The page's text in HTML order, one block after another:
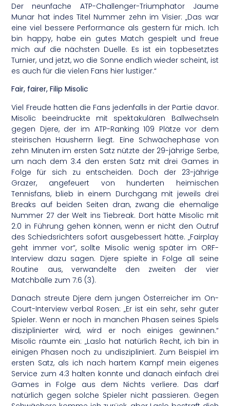
Der neunfache ATP-Challenger-Triumphator Jaume
Munar hat indes Titel Nummer zehn im Visier: „Das war
eine viel bessere Performance als gestern für mich. Ich
bin happy, habe ein gutes Match gespielt und freue
mich auf die nächsten Duelle. Es ist ein topbesetztes
Turnier, und jetzt, wo die Sonne endlich wieder scheint, ist
es auch für die vielen Fans hier lustiger.“
Fair, fairer, Filip Misolic
Viel Freude hatten die Fans jedenfalls in der Partie davor.
Misolic beeindruckte mit spektakulären Ballwechseln
gegen Djere, der im ATP-Ranking 109 Plätze vor dem
steirischen Hausherrn liegt. Eine Schwächephase von
zehn Minuten im ersten Satz nützte der 29-jährige Serbe,
um nach dem 3:4 den ersten Satz mit drei Games in
Folge für sich zu entscheiden. Doch der 23-jährige
Grazer, angefeuert von hunderten heimischen
Tennisfans, blieb in einem Durchgang mit jeweils drei
Breaks auf beiden Seiten dran, zwang die ehemalige
Nummer 27 der Welt ins Tiebreak. Dort hätte Misolic mit
2:0 in Führung gehen können, wenn er nicht den Outruf
des Schiedsrichters sofort ausgebessert hätte. „Fairplay
geht immer vor“, sollte Misolic wenig später im ORF-
Interview dazu sagen. Djere spielte in Folge all seine
Routine aus, verwandelte den zweiten der vier
Matchbälle zum 7:6 (3).
Danach streute Djere dem jungen Österreicher im On-
Court-Interview verbal Rosen: „Er ist ein sehr, sehr guter
Spieler. Wenn er noch in manchen Phasen seines Spiels
disziplinierter wird, wird er noch einiges gewinnen.“
Misolic räumte ein: „Laslo hat natürlich Recht, ich bin in
einigen Phasen noch zu undiszipliniert. Zum Beispiel im
ersten Satz, als ich nach hartem Kampf mein eigenes
Service zum 4:3 halten konnte und danach einfach drei
Games in Folge aus dem Nichts verliere. Das darf
natürlich gegen solche Spieler nicht passieren. Gegen